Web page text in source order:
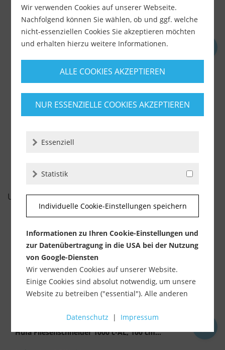
Montolit Ersatzschneiderädchen Titanium für...
11,89 € 12,90 €
-
UNSERE EMPFEHLUNGEN
Hufa Fliesenschneider 1000 c-AL, 100 cm...
Wir verwenden Cookies auf unserer Webseite.
Nachfolgend können Sie wählen, ob und ggf. welche
nicht-essenziellen Cookies Sie akzeptieren möchten
und erhalten hierzu weitere Informationen.
ALLE COOKIES AKZEPTIEREN
NUR ESSENZIELLE COOKIES AKZEPTIEREN
Essenziell
Statistik
Individuelle Cookie-Einstellungen speichern
Informationen zu Ihren Cookie-Einstellungen und
zur Datenübertragung in die USA bei der Nutzung
von Google-Diensten
Wir verwenden Cookies auf unserer Website.
Einige Cookies sind absolut notwendig, um unsere
Website zu betreiben ("essential"). Alle anderen
Verwendung zustimmen (z. B. für Google Maps).
Datenschutz | Impressum